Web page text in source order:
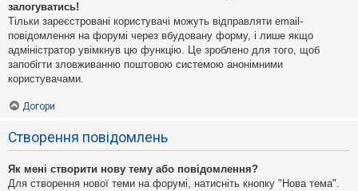
залогуватись!
Тільки зареєстровані користувачі можуть відправляти email-
повідомлення на форумі через вбудовану форму, і лише якщо
адміністратор увімкнув цю функцію. Це зроблено для того, щоб
запобігти зловживанню поштовою системою анонімними
користувачами.
Догори
Створення повідомлень
Як мені створити нову тему або повідомлення?
Для створення нової теми на форумі, натисніть кнопку "Нова тема".